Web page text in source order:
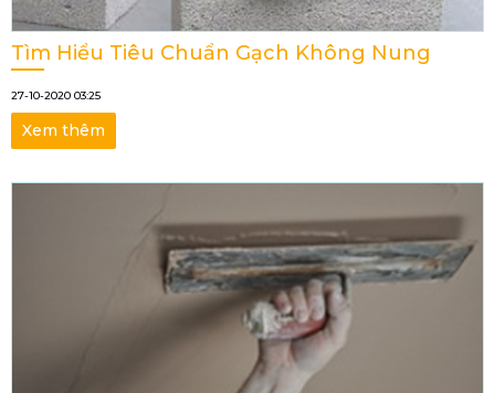
Tìm Hiểu Tiêu Chuẩn Gạch Không Nung
27-10-2020 03:25
Xem thêm